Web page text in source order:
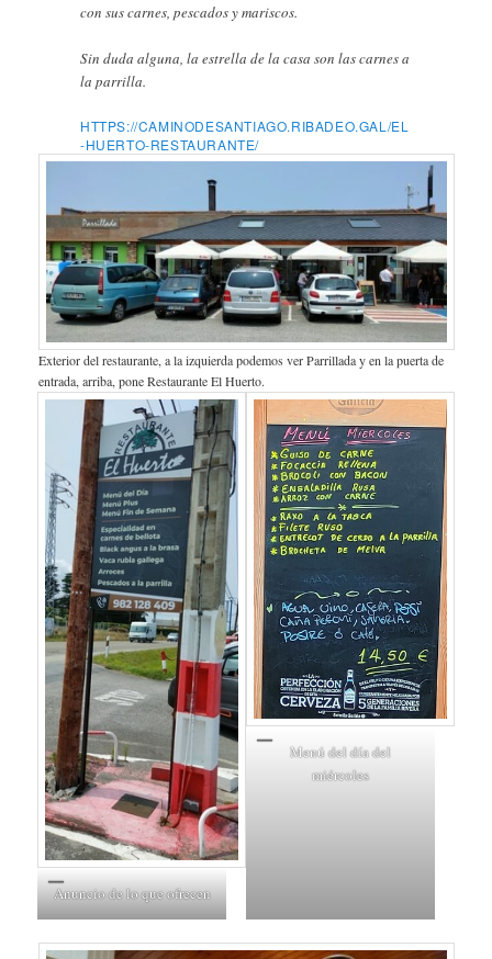
con sus carnes, pescados y mariscos.
Sin duda alguna, la estrella de la casa son las carnes a
la parrilla.
HTTPS://CAMINODESANTIAGO.RIBADEO.GAL/EL
-HUERTO-RESTAURANTE/
Exterior del restaurante, a la izquierda podemos ver Parrillada y en la puerta de
entrada, arriba, pone Restaurante El Huerto.
Anuncio de lo que ofrecen
Menú del día del
miércoles